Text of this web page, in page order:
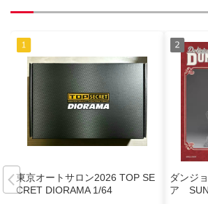
東京オートサロン2026 TOP SE
CRET DIORAMA 1/64
ダンジ
ア